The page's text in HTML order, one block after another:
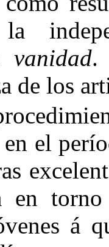
vanidad.
de los
el
en
á